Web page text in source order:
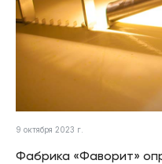
9 октября 2023 г.
Фабрика «Фаворит»